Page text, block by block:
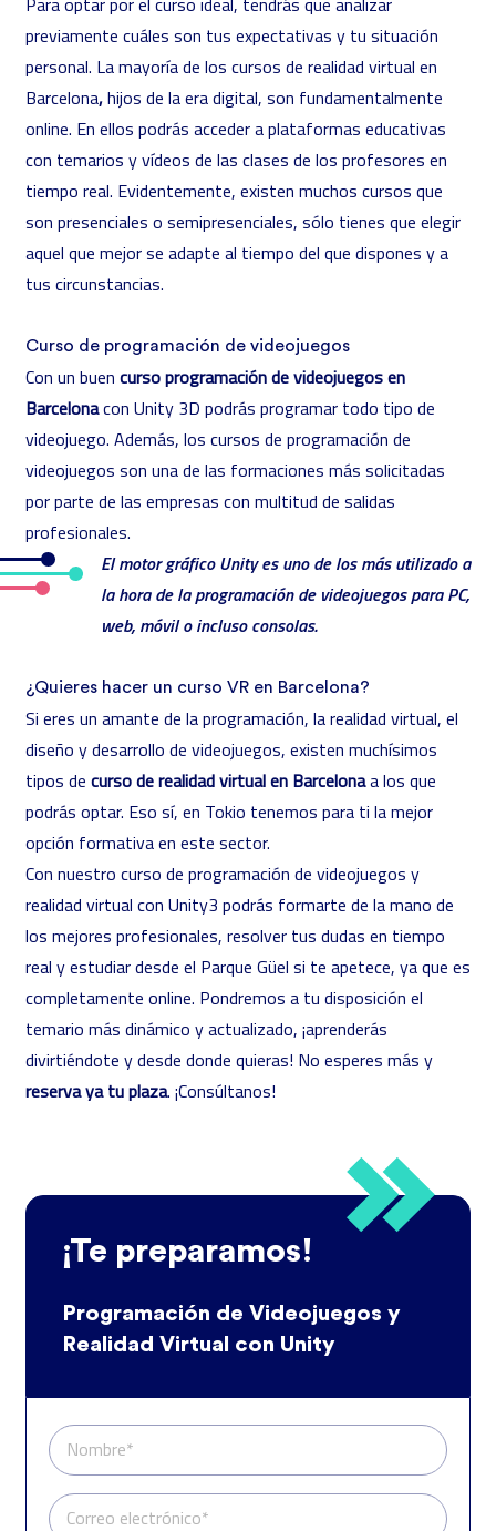
previamente cuáles son tus expectativas y tu situación
personal. La mayoría de los cursos de realidad virtual en
Barcelona,hijos de la era digital, son fundamentalmente
online. En ellos podrás acceder a plataformas educativas
con temarios y vídeos de las clases de los profesores en
tiempo real. Evidentemente, existen muchos cursos que
son presenciales o semipresenciales, sólo tienes que elegir
aquel que mejor se adapte al tiempo del que dispones y a
tus circunstancias.
Curso de programación de videojuegos
Con un buen curso programación de videojuegos en
Barcelonacon Unity 3D podrás programar todo tipo de
videojuego. Además, los cursos de programación de
videojuegos son una de las formaciones más solicitadas
por parte de las empresas con multitud de salidas
profesionales.
El motor gráfico Unity es uno de los más utilizado a
la hora de la programación de videojuegos para PC,
web, móvil o incluso consolas.
¿Quieres hacer un curso VR en Barcelona?
Si eres un amante de la programación, la realidad virtual, el
diseño y desarrollo de videojuegos, existen muchísimos
tipos de curso de realidad virtual en Barcelonaa los que
podrás optar. Eso sí, en Tokio tenemos para ti la mejor
opción formativa en este sector.
Con nuestro curso de programación de videojuegos y
realidad virtual con Unity3 podrás formarte de la mano de
los mejores profesionales, resolver tus dudas en tiempo
real y estudiar desde el Parque Güel si te apetece, ya que es
completamente online. Pondremos a tu disposición el
temario más dinámico y actualizado, ¡aprenderás
divirtiéndote y desde donde quieras! No esperes más y
reserva ya tu plaza. ¡Consúltanos!
¡Te preparamos!
Programación de Videojuegos y
Realidad Virtual con Unity
Nombre*
Correo electrónico*